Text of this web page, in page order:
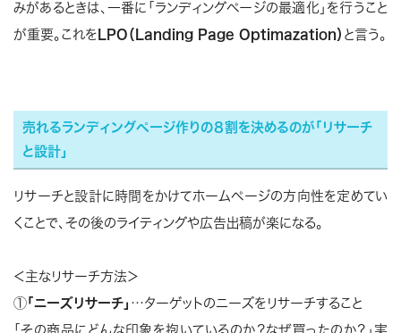
みがあるときは、一番に「ランディングページの最適化」を行うこと
が重要。これを LPO（Landing Page Optimazation） と言う。
売れるランディングページ作りの８割を決めるのが「リサーチ
と設計」
リサーチと設計に時間をかけてホームページの方向性を定めてい
くことで、その後のライティングや広告出稿が楽になる。
＜主なリサーチ方法＞
①「ニーズリサーチ」 …ターゲットのニーズをリサーチすること
「その商品にどんな印象を抱いているのか？なぜ買ったのか？」実